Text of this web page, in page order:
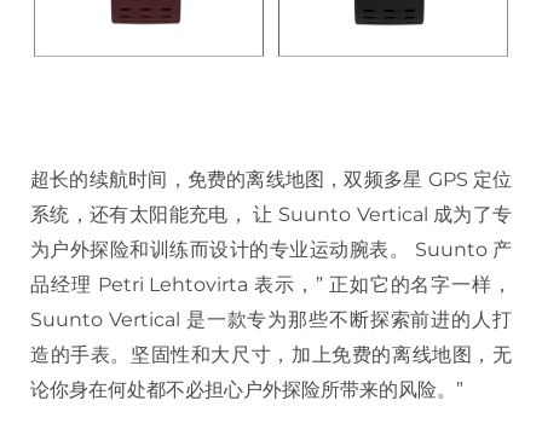
超长的续航时间，免费的离线地图，双频多星 GPS 定位
系统，还有太阳能充电， 让 Suunto Vertical 成为了专
为户外探险和训练而设计的专业运动腕表。 Suunto 产
品经理 Petri Lehtovirta 表示，” 正如它的名字一样，
Suunto Vertical 是一款专为那些不断探索前进的人打
造的手表。坚固性和大尺寸，加上免费的离线地图，无
论你身在何处都不必担心户外探险所带来的风险。”